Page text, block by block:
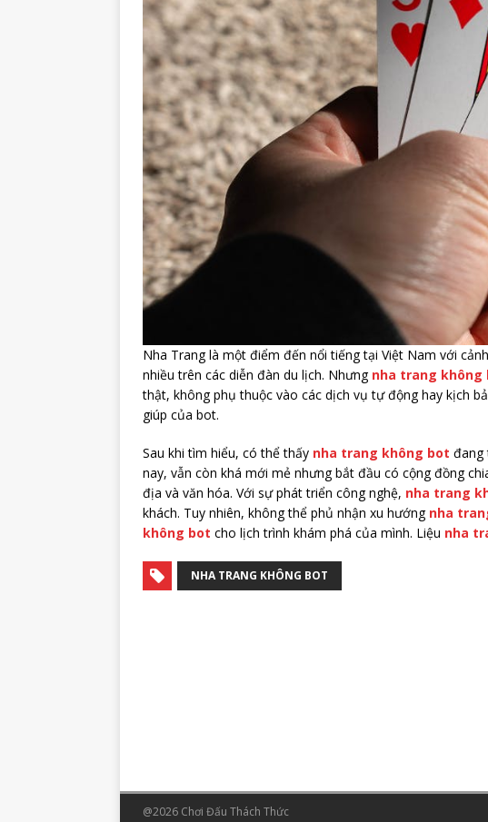
Nha Trang là một điểm đến nổi tiếng tại Việt Nam với
nhiều trên các diễn đàn du lịch. Nhưng nha trang không
thật, không phụ thuộc vào các dịch vụ tự động hay kịch
giúp của bot.
Sau khi tìm hiểu, có thể thấy nha trang không bot đang
nay, vẫn còn khá mới mẻ nhưng bắt đầu có cộng đồng
địa và văn hóa. Với sự phát triển công nghệ, nha trang
khách. Tuy nhiên, không thể phủ nhận xu hướng nha
không bot cho lịch trình khám phá của mình. Liệu nha
NHA TRANG KHÔNG BOT
@2026 Chơi Đấu Thách Thức